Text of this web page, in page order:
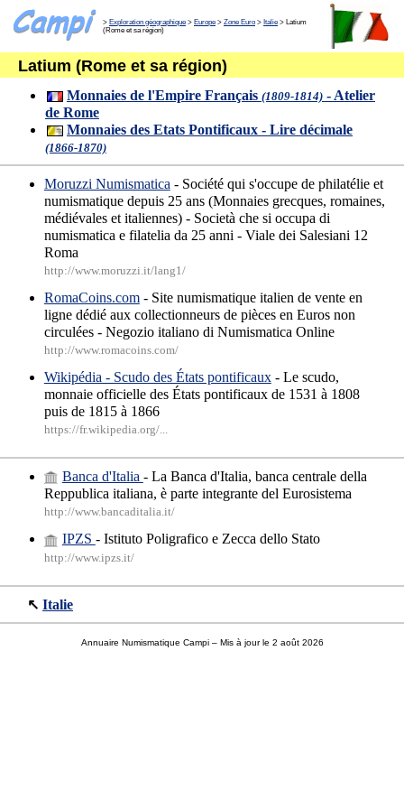
> Exploration géographique > Europe > Zone Euro > Italie > Latium
(Rome et sa région)
Latium (Rome et sa région)
Monnaies de l'Empire Français (1809-1814) - Atelier
de Rome
Monnaies des Etats Pontificaux - Lire décimale
(1866-1870)
Moruzzi Numismatica - Société qui s'occupe de philatélie et
numismatique depuis 25 ans (Monnaies grecques, romaines,
médiévales et italiennes) - Società che si occupa di
numismatica e filatelia da 25 anni - Viale dei Salesiani 12
Roma
http://www.moruzzi.it/lang1/
RomaCoins.com- Site numismatique italien de vente en
ligne dédié aux collectionneurs de pièces en Euros non
circulées - Negozio italiano di Numismatica Online
http://www.romacoins.com/
Wikipédia - Scudo des États pontificaux- Le scudo,
monnaie officielle des États pontificaux de 1531 à 1808
puis de 1815 à 1866
https://fr.wikipedia.org/...
Banca d'Italia - La Banca d'Italia, banca centrale della
Reppublica italiana, è parte integrante del Eurosistema
http://www.bancaditalia.it/
IPZS - Istituto Poligrafico e Zecca dello Stato
http://www.ipzs.it/
↖ Italie
Annuaire Numismatique Campi– Mis à jour le 2 août 2026